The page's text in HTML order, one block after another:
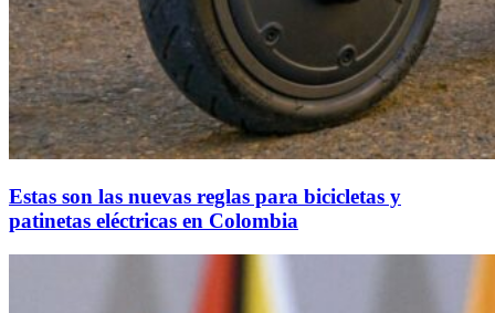
Estas son las nuevas reglas para bicicletas y
patinetas eléctricas en Colombia